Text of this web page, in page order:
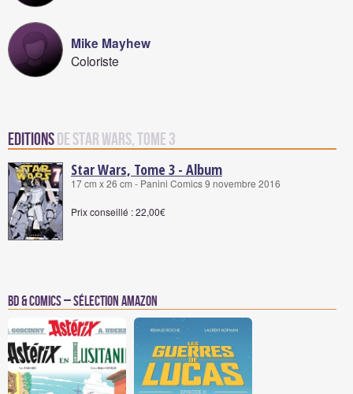
Mike Mayhew
Coloriste
Editionsde Star Wars, Tome 3
Star Wars, Tome 3 - Album
17 cm x 26 cm - Panini Comics 9 novembre 2016
Prix conseillé : 22,00€
BD & Comics – Sélection Amazon